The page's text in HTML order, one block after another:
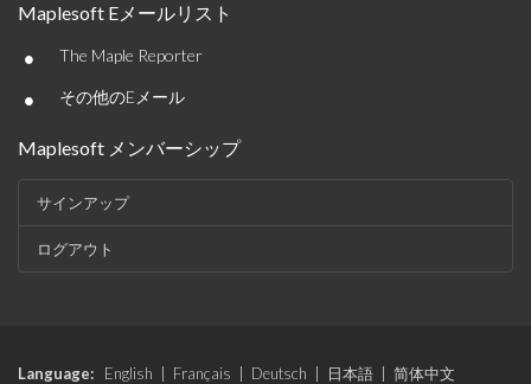
Maplesoft Eメールリスト
• The Maple Reporter
• その他のEメール
Maplesoft メンバーシップ
サインアップ
ログアウト
Language: English Français Deutsch 日本語
简体中文